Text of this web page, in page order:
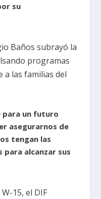
su
Baños subrayó la
programas
a las familias del
para un futuro
asegurarnos de
tengan las
para alcanzar sus
15, el DIF